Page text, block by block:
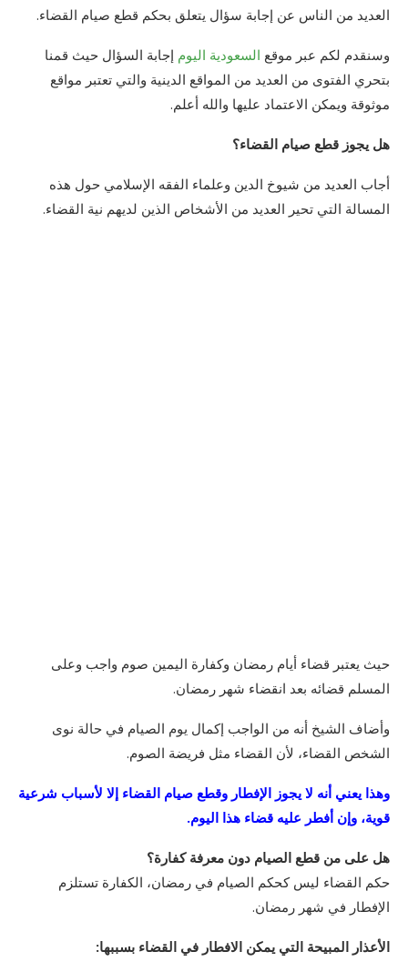
العديد من الناس عن إجابة سؤال يتعلق بحكم قطع صيام القضاء.
وسنقدم لكم عبر موقع السعودية اليوم إجابة السؤال حيث قمنا
بتحري الفتوى من العديد من المواقع الدينية والتي تعتبر مواقع
موثوقة ويمكن الاعتماد عليها والله أعلم.
هل يجوز قطع صيام القضاء؟
أجاب العديد من شيوخ الدين وعلماء الفقه الإسلامي حول هذه
المسالة التي تحير العديد من الأشخاص الذين لديهم نية القضاء.
حيث يعتبر قضاء أيام رمضان وكفارة اليمين صوم واجب وعلى
المسلم قضائه بعد انقضاء شهر رمضان.
وأضاف الشيخ أنه من الواجب إكمال يوم الصيام في حالة نوى
الشخص القضاء، لأن القضاء مثل فريضة الصوم.
وهذا يعني أنه لا يجوز الإفطار وقطع صيام القضاء إلا لأسباب شرعية
قوية، وإن أفطر عليه قضاء هذا اليوم.
هل على من قطع الصيام دون معرفة كفارة؟
حكم القضاء ليس كحكم الصيام في رمضان، الكفارة تستلزم
الإفطار في شهر رمضان.
الأعذار المبيحة التي يمكن الافطار في القضاء بسببها: